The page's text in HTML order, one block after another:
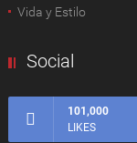
Vida y Estilo
Social
101,000
LIKES